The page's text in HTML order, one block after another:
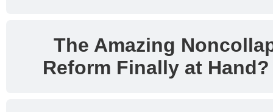
The Amazing
Reform Finally at Hand?